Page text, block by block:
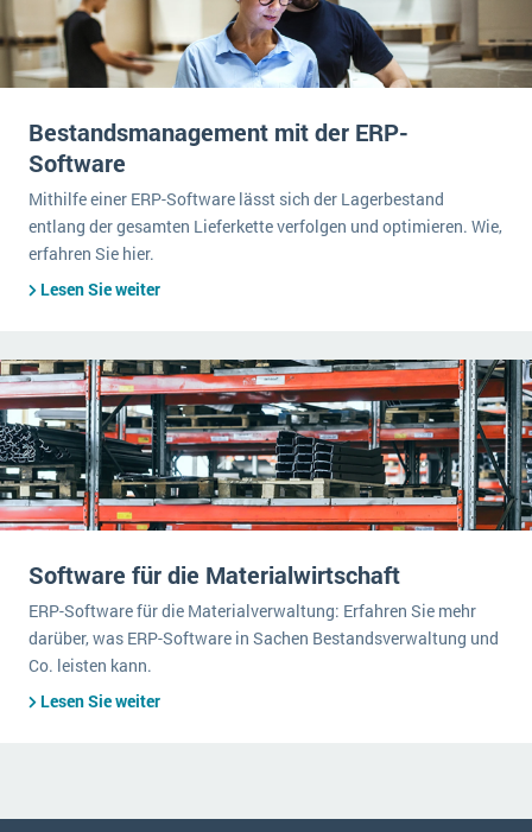
Bestandsmanagement mit der ERP-
Software
Mithilfe einer ERP-Software lässt sich der Lagerbestand
entlang der gesamten Lieferkette verfolgen und optimieren. Wie,
erfahren Sie hier.
Lesen Sie weiter
Software für die Materialwirtschaft
ERP-Software für die Materialverwaltung: Erfahren Sie mehr
darüber, was ERP-Software in Sachen Bestandsverwaltung und
Co. leisten kann.
Lesen Sie weiter